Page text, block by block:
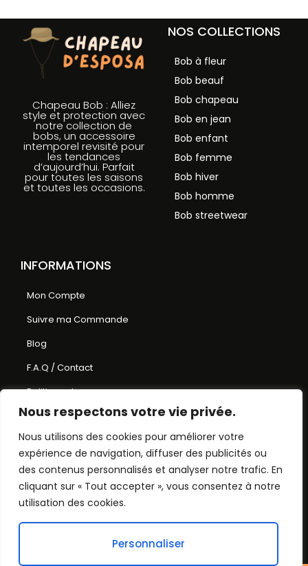
Nous respectons votre vie privée.
Nous utilisons des cookies pour améliorer votre
expérience de navigation, diffuser des publicités ou
des contenus personnalisés et analyser notre trafic. En
cliquant sur « Tout accepter », vous consentez à notre
utilisation des cookies.
Personnaliser
Chapeau Bob : Alliez
style et protection avec
notre collection de
bobs, un accessoire
intemporel revisité pour
les tendances
d’aujourd’hui. Parfait
pour toutes les saisons
et toutes les occasions.
NOS COLLECTIONS
Bob à fleur
Bob beauf
Bob chapeau
Bob en jean
Bob enfant
Bob femme
Bob hiver
Bob homme
Bob streetwear
INFORMATIONS
Mon Compte
Suivre ma Commande
Blog
F.A.Q / Contact
Politique de
remboursement et de
retours
Conditions Générales de
Ventes
Mentions Légales
Plan du Site